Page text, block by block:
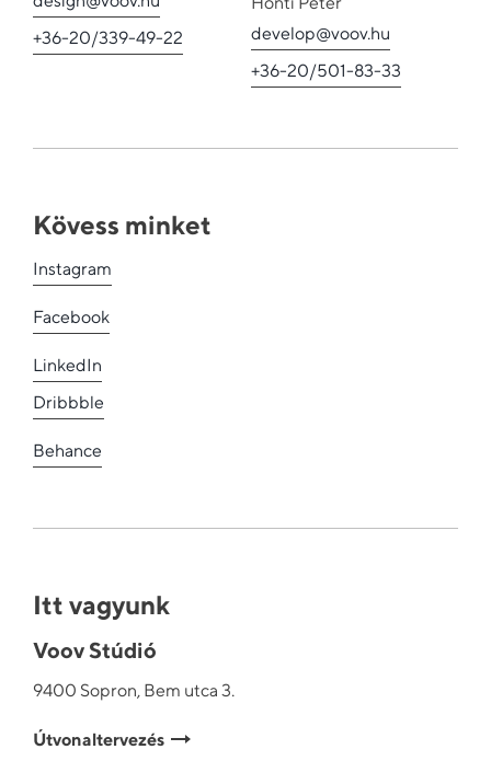
+36-20/339-49-22
develop@voov.hu
+36-20/501-83-33
Kövess minket
Instagram
Facebook
LinkedIn
Dribbble
Behance
Itt vagyunk
Voov Stúdió
9400 Sopron, Bem utca 3.
Útvonaltervezés